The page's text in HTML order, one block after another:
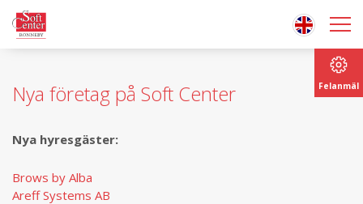
Felanmäl
Nya företag på Soft Center
Nya hyresgäster:
Brows by Alba
Areff Systems AB